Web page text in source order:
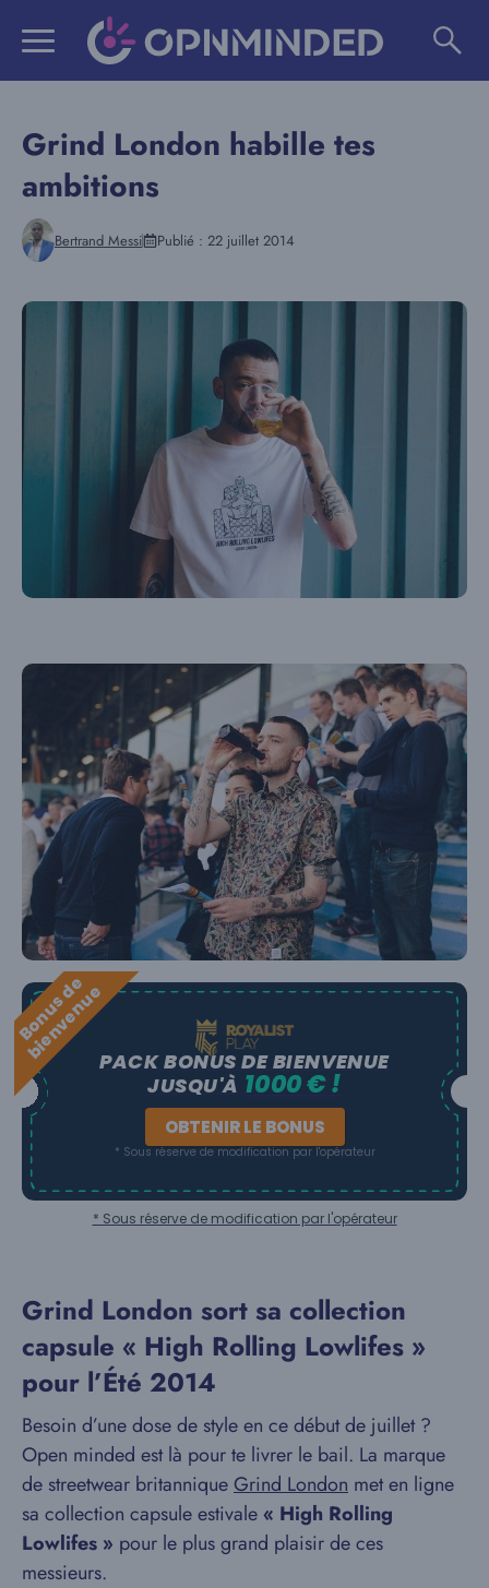
Grind London habille tes
ambitions
Bertrand Messi Publié : 22 juillet 2014
B
o
n
u
s
d
e
b
i
e
n
v
e
n
u
ePACK BONUS DE BIENVENUE
JUSQU'À 1000 € !
OBTENIR LE BONUS
* Sous réserve de modification par l'opérateur
* Sous réserve de modification par l'opérateur
Grind London sort sa collection
capsule « High Rolling Lowlifes »
pour l’Été 2014
Besoin d’une dose de style en ce début de juillet ?
Open minded est là pour te livrer le bail. La marque
de streetwear britanniqueGrind London met en ligne
sa collection capsule estivale« High Rolling
Lowlifes » pour le plus grand plaisir de ces
messieurs.